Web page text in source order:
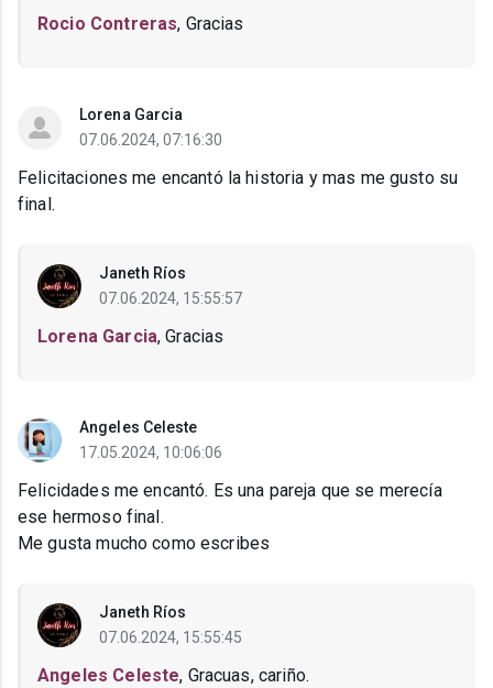
Rocio Contreras, Gracias
Lorena Garcia
07.06.2024, 07:16:30
Felicitaciones me encantó la historia y mas me gusto su
final.
Janeth Ríos
07.06.2024, 15:55:57
Lorena Garcia, Gracias
Angeles Celeste
17.05.2024, 10:06:06
Felicidades me encantó. Es una pareja que se merecía
ese hermoso final.
Me gusta mucho como escribes
Janeth Ríos
07.06.2024, 15:55:45
Angeles Celeste, Gracuas, cariño.